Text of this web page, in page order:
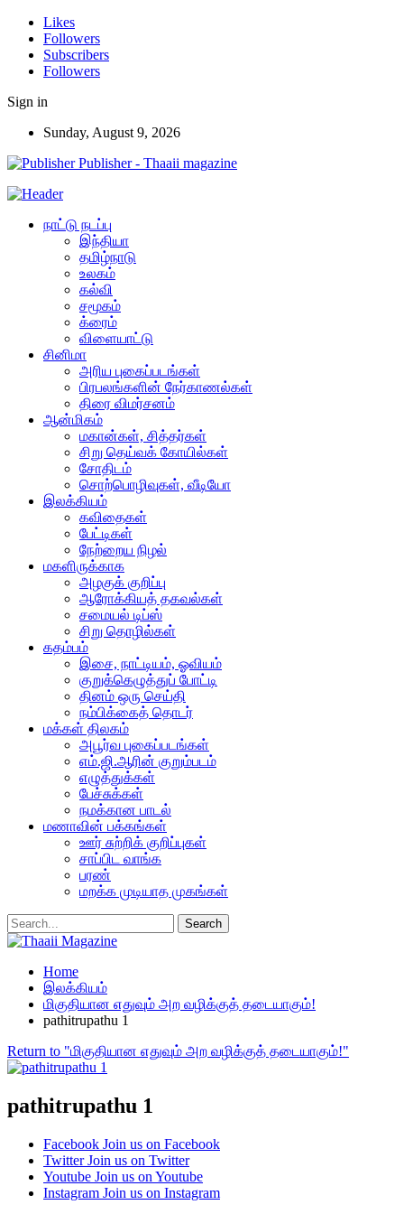
Likes
Followers
Subscribers
Followers
Sign in
Sunday, August 9, 2026
Publisher - Thaaii magazine
நாட்டு நடப்பு
இந்தியா
தமிழ்நாடு
உலகம்
கல்வி
சமூகம்
க்ரைம்
விளையாட்டு
சினிமா
அரிய புகைப்படங்கள்
பிரபலங்களின் நேர்காணல்கள்
திரை விமர்சனம்
ஆன்மிகம்
மகான்கள், சித்தர்கள்
சிறு தெய்வக் கோயில்கள்
சோதிடம்
சொற்பொழிவுகள், வீடியோ
இலக்கியம்
கவிதைகள்
பேட்டிகள்
நேற்றைய நிழல்
மகளிருக்காக
அழகுக் குறிப்பு
ஆரோக்கியத் தகவல்கள்
சமையல் டிப்ஸ்
சிறு தொழில்கள்
கதம்பம்
இசை, நாட்டியம், ஓவியம்
குறுக்கெழுத்துப் போட்டி
தினம் ஒரு செய்தி
நம்பிக்கைத் தொடர்
மக்கள் திலகம்
அபூர்வ புகைப்படங்கள்
எம்.ஜி.ஆரின் குறும்படம்
எழுத்துக்கள்
பேச்சுக்கள்
நமக்கான பாடல்
மணாவின் பக்கங்கள்
ஊர் சுற்றிக் குறிப்புகள்
சாப்பிட வாங்க
பரண்
மறக்க முடியாத முகங்கள்
Home
இலக்கியம்
மிகுதியான எதுவும் அற வழிக்குத் தடையாகும்!
pathitrupathu 1
Return to "மிகுதியான எதுவும் அற வழிக்குத் தடையாகும்!"
pathitrupathu 1
Facebook Join us on Facebook
Twitter Join us on Twitter
Youtube Join us on Youtube
Instagram Join us on Instagram